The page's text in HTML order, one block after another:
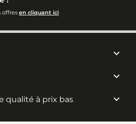
offres en cliquant ici


qualité à prix bas 